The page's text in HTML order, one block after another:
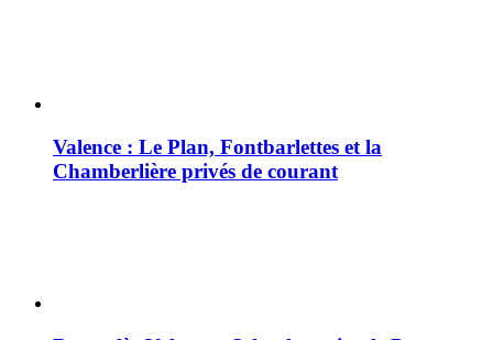
Valence : Le Plan, Fontbarlettes et la
Chamberlière privés de courant